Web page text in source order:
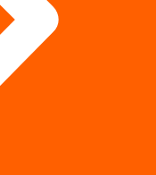
zijn opgenomen.
betrokken Tweede
met het
informateur het
formateur
Kamer benoemt een